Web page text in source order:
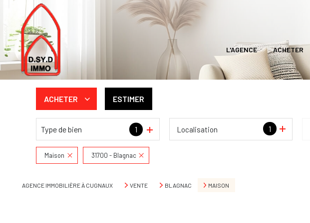
L'AGENCE ACHETER
ACHETER
De l'ancien
De l'immo pro
ESTIMER
Type de bien 1 1
Localisation
Maison 31700 - Blagnac
AGENCE IMMOBILIÈRE À CUGNAUX VENTE BLAGNAC MAISON